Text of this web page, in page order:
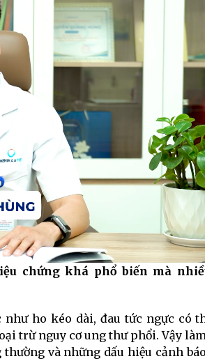
HD Auto
chứng khá phổ biến mà
ho kéo dài, đau tức ngực có
trừ nguy cơ ung thư phổi. Vậy
và những dấu hiệu cảnh